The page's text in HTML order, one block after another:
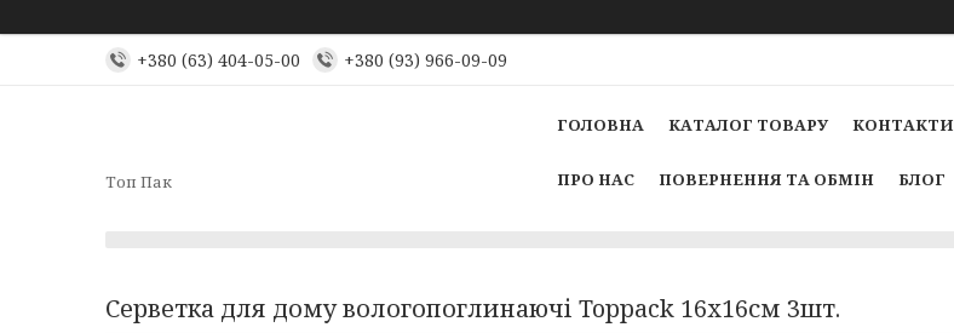
+380 (63) 404-05-00 +380 (93) 966-09-09
Топ Пак
ГОЛОВНА КАТАЛОГ ТОВАРУ КОНТАКТИ
ПРО НАС ПОВЕРНЕННЯ ТА ОБМІН БЛОГ
Серветка для дому вологопоглинаючі Toppack 16х16см 3шт.